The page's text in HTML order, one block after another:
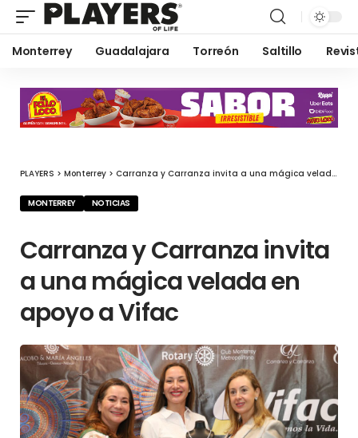
Monterrey Guadalajara Torreón Saltillo
PLAYERS > Monterrey > Carranza y Carranza invita a una mágica velada en apoyo a Vifac
MONTERREY NOTICIAS
Carranza y Carranza invita
a una mágica velada en
apoyo a Vifac